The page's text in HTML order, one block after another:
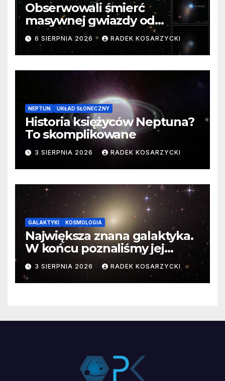
Obserwowali śmierć
masywnej gwiazdy od
samego początku. Niezwykle
cenne dane
6 SIERPNIA 2026 RADEK KOSARZYCKI
NEPTUN UKŁAD SŁONECZNY
Historia księżyców Neptuna?
To skomplikowane
3 SIERPNIA 2026 RADEK KOSARZYCKI
GALAKTYKI KOSMOLOGIA
Największa znana galaktyka.
W końcu poznaliśmy jej
faktyczne wymiary
3 SIERPNIA 2026 RADEK KOSARZYCKI